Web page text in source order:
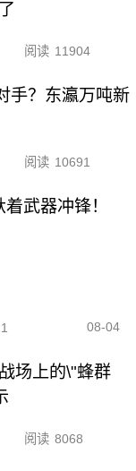
阅读 11904
手？东瀛万吨新
阅读 10691
武器冲锋！
08-04
场上的\"蜂群
阅读 8068